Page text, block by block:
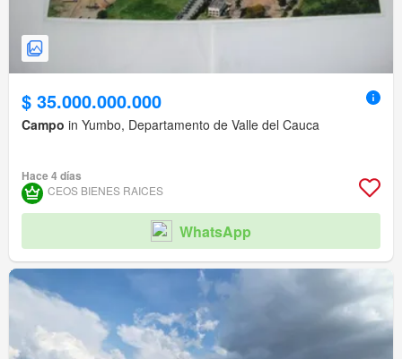
$ 35.000.000.000
Campo in Yumbo, Departamento de Valle del Cauca
Hace 4 días
CEOS BIENES RAICES
WhatsApp